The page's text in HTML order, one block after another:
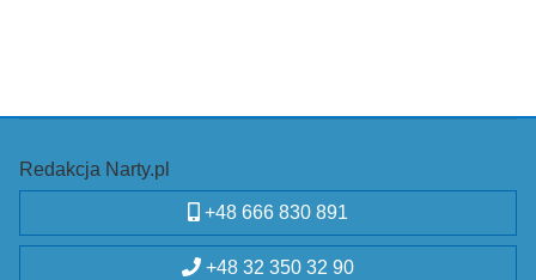
Redakcja Narty.pl
+48 666 830 891
+48 32 350 32 90